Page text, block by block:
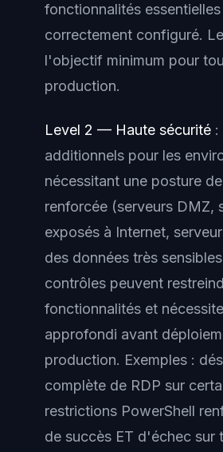
fonctionnalités
correctement configuré.
l'objectif minimum pour
production.
Level 2 — Haute sécurité :
additionnels pour les
nécessitant une posture
renforcée (serveurs DMZ,
exposés à Internet,
des données très
contrôles peuvent
fonctionnalités et
approfondi avant
production. Exemples :
complète de RDP sur
restrictions PowerShell
de succès ET d'échec sur